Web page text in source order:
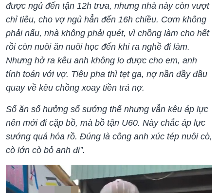
được ngủ đến tận 12h trưa, nhưng nhà này còn vượt
chỉ tiêu, cho vợ ngủ hẳn đến 16h chiều. Cơm không
phải nấu, nhà không phải quét, vì chồng làm cho hết
rồi còn nuôi ăn nuôi học đến khi ra nghề đi làm.
Nhưng hở ra kêu anh không lo được cho em, anh
tính toán với vợ. Tiêu pha thì tẹt ga, nợ nần đầy đầu
quay về kêu chồng xoay tiền trả nợ.
Số ăn số hưởng số sướng thế nhưng vẫn kêu áp lực
nên mới đi cặp bồ, mà bồ tận U60. Này chắc áp lực
sướng quá hóa rồ. Đúng là công anh xúc tép nuôi cò,
cò lớn cò bỏ anh đi”.